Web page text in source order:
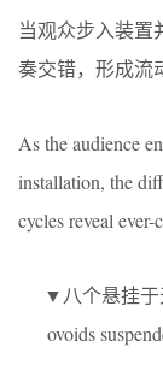
当观众步入装置
奏交错，形成流
As the audience
installation, the
cycles reveal
▼八个悬挂于
ovoids